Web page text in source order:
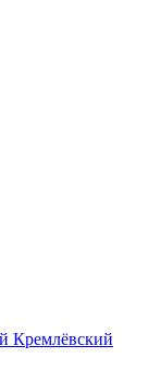
Кремлёвский